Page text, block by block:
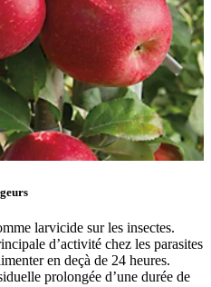
larvicide sur les insectes.
d’activité chez les parasites
en deçà de 24 heures.
prolongée d’une durée de